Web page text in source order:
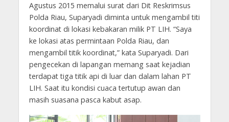
Agustus 2015 memalui surat dari Dit Reskrimsus
Polda Riau, Suparyadi diminta untuk mengambil titi
koordinat di lokasi kebakaran milik PT LIH. “Saya
ke lokasi atas permintaan Polda Riau, dan
mengambil titik koordinat,” kata Suparyadi. Dari
pengecekan di lapangan memang saat kejadian
terdapat tiga titik api di luar dan dalam lahan PT
LIH. Saat itu kondisi cuaca tertutup awan dan
masih suasana pasca kabut asap.